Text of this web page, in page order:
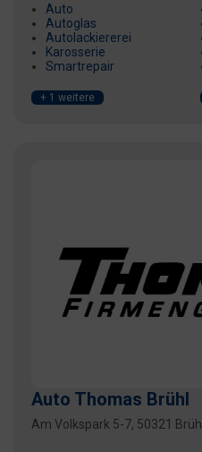
Auto
Autoglas
Autolackiererei
Karosserie
Smartrepair
+ 1 weitere
Auto Thomas Brühl
Am Volkspark 5-7, 50321 Brühl